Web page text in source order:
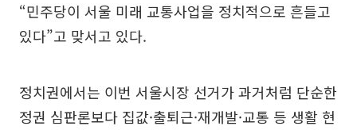
“민주당이 서울 미래 교통사업을 정치적으로 흔들고
있다”고 맞서고 있다.
정치권에서는 이번 서울시장 선거가 과거처럼 단순한
정권 심판론보다 집값·출퇴근·재개발·교통 등 생활 현